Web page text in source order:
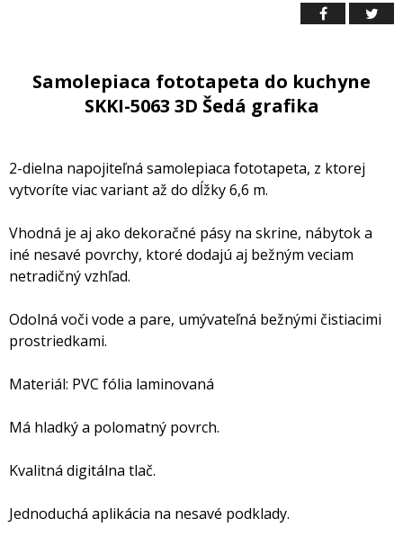
Samolepiaca fototapeta do kuchyne
SKKI-5063 3D Šedá grafika
2-dielna napojiteľná samolepiaca fototapeta, z ktorej
vytvoríte viac variant až do dĺžky 6,6 m.
Vhodná je aj ako dekoračné pásy na skrine, nábytok a
iné nesavé povrchy, ktoré dodajú aj bežným veciam
netradičný vzhľad.
Odolná voči vode a pare, umývateľná bežnými čistiacimi
prostriedkami.
Materiál: PVC fólia laminovaná
Má hladký a polomatný povrch.
Kvalitná digitálna tlač.
Jednoduchá aplikácia na nesavé podklady.